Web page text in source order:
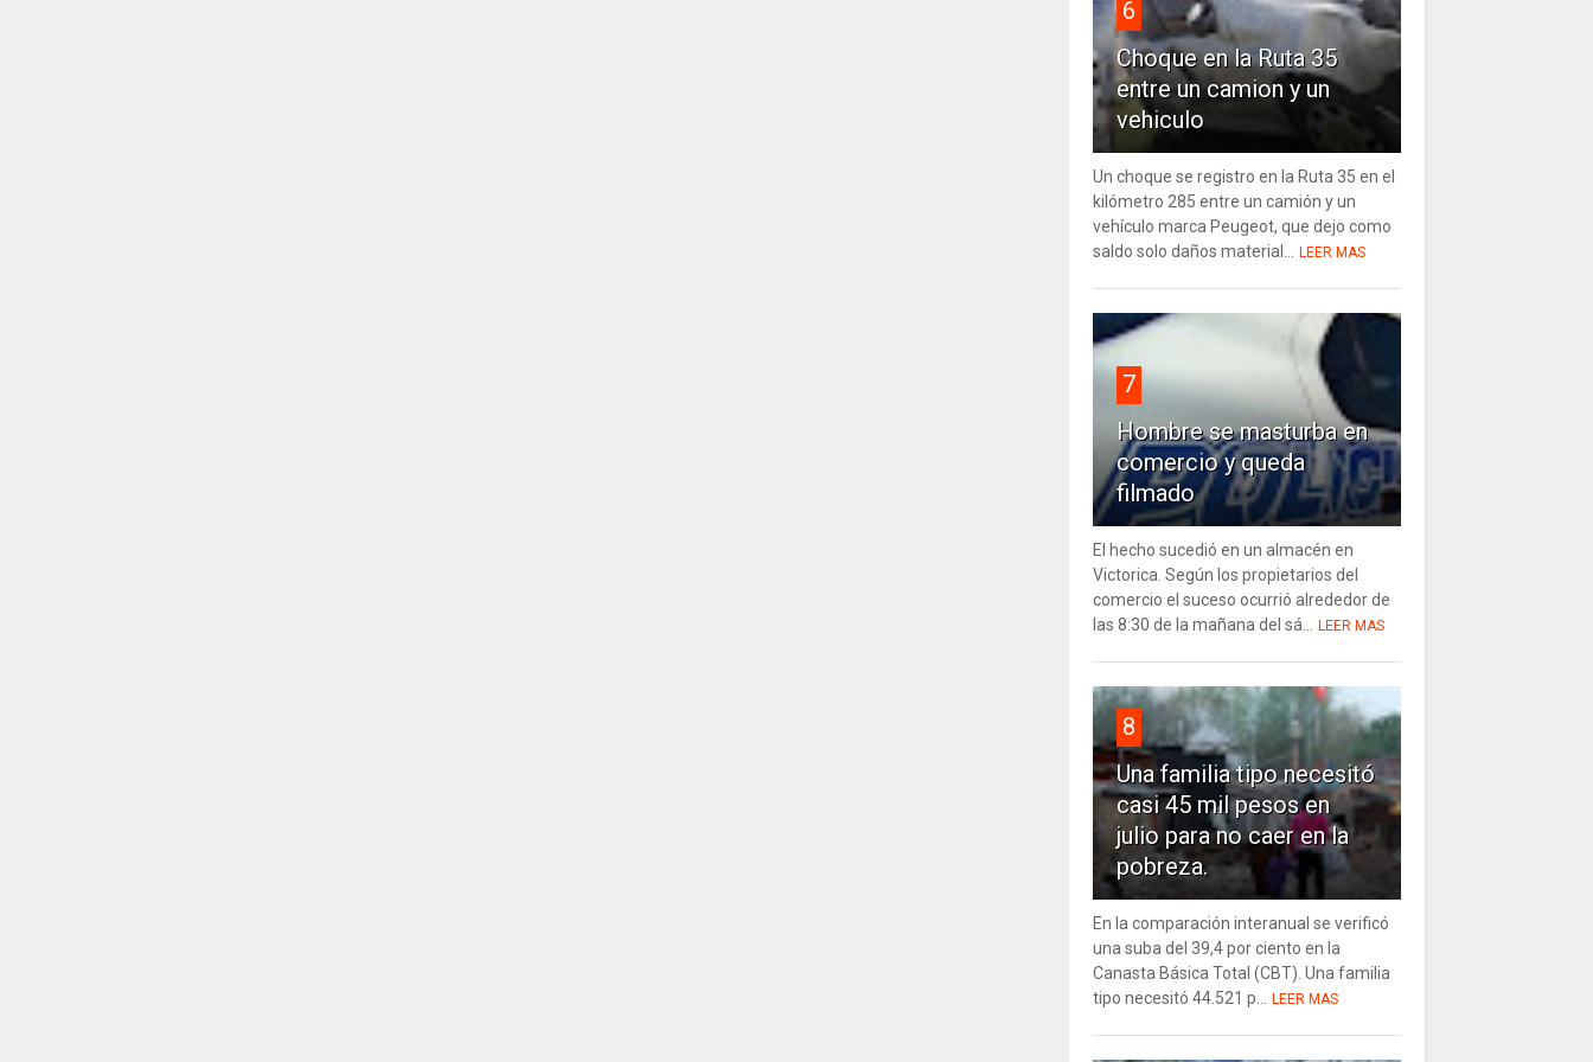
6
Choque en la Ruta 35
entre un camion y un
vehiculo
Un choque se registro en la Ruta 35 en el
kilómetro 285 entre un camión y un
vehículo marca Peugeot, que dejo como
saldo solo daños material... LEER MAS
7
Hombre se masturba en
comercio y queda
filmado
El hecho sucedió en un almacén en
Victorica. Según los propietarios del
comercio el suceso ocurrió alrededor de
las 8:30 de la mañana del sá... LEER MAS
8
Una familia tipo necesitó
casi 45 mil pesos en
julio para no caer en la
pobreza.
En la comparación interanual se verificó
una suba del 39,4 por ciento en la
Canasta Básica Total (CBT). Una familia
tipo necesitó 44.521 p... LEER MAS